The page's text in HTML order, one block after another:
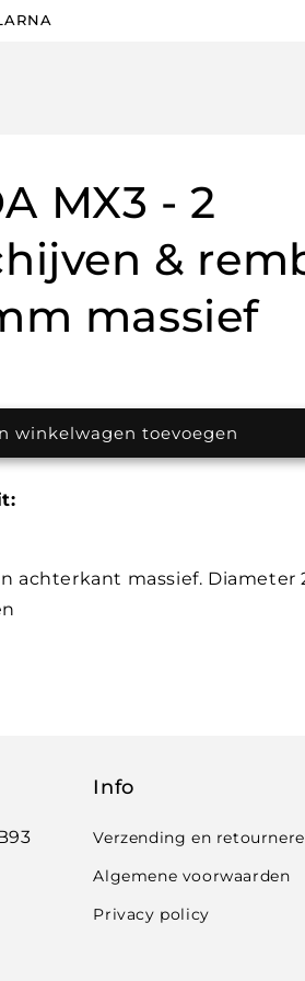
MX3 - 2
&
massief
winkelwagen toevoegen
achterkant massief. Diameter
Info
Verzending en
Algemene voorwaarden
Privacy policy